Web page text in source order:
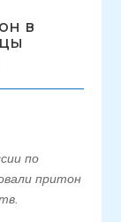
в
по
притон